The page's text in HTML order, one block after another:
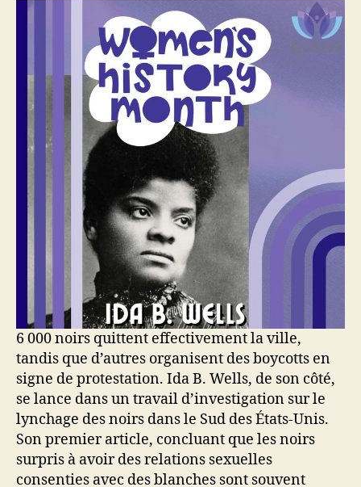
6 000 noirs quittent effectivement la ville,
tandis que d’autres organisent des boycotts en
signe de protestation. Ida B. Wells, de son côté,
se lance dans un travail d’investigation sur le
lynchage des noirs dans le Sud des États-Unis.
Son premier article, concluant que les noirs
surpris à avoir des relations sexuelles
consenties avec des blanches sont souvent